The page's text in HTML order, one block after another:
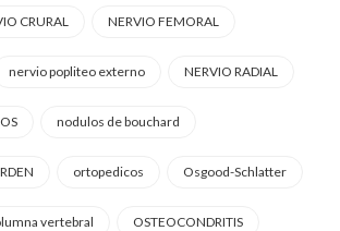
CRURAL NERVIO FEMORAL
nervio popliteo externo NERVIO RADIAL
nodulos de bouchard
ortopedicos Osgood-Schlatter
vertebral OSTEOCONDRITIS